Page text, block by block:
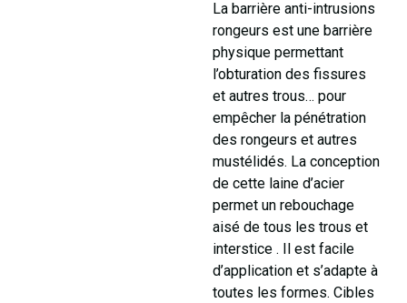
La barrière anti-intrusions
rongeurs est une barrière
physique permettant
l’obturation des fissures
et autres trous… pour
empêcher la pénétration
des rongeurs et autres
mustélidés. La conception
de cette laine d’acier
permet un rebouchage
aisé de tous les trous et
interstice . Il est facile
d’application et s’adapte à
toutes les formes. Cibles